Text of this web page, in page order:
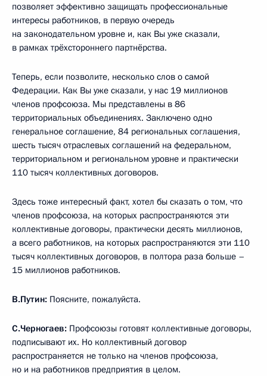
позволяет эффективно защищать профессиональные
интересы работников, в первую очередь
на законодательном уровне и, как Вы уже сказали,
в рамках трёхстороннего партнёрства.
Теперь, если позволите, несколько слов о самой
Федерации. Как Вы уже сказали, у нас 19 миллионов
членов профсоюза. Мы представлены в 86
территориальных объединениях. Заключено одно
генеральное соглашение, 84 региональных соглашения,
шесть тысяч отраслевых соглашений на федеральном,
территориальном и региональном уровне и практически
110 тысяч коллективных договоров.
Здесь тоже интересный факт, хотел бы сказать о том, что
членов профсоюза, на которых распространяются эти
коллективные договоры, практически десять миллионов,
а всего работников, на которых распространяются эти 110
тысяч коллективных договоров, в полтора раза больше –
15 миллионов работников.
В.Путин: Поясните, пожалуйста.
С.Черногаев: Профсоюзы готовят коллективные договоры,
подписывают их. Но коллективный договор
распространяется не только на членов профсоюза,
но и на работников предприятия в целом.